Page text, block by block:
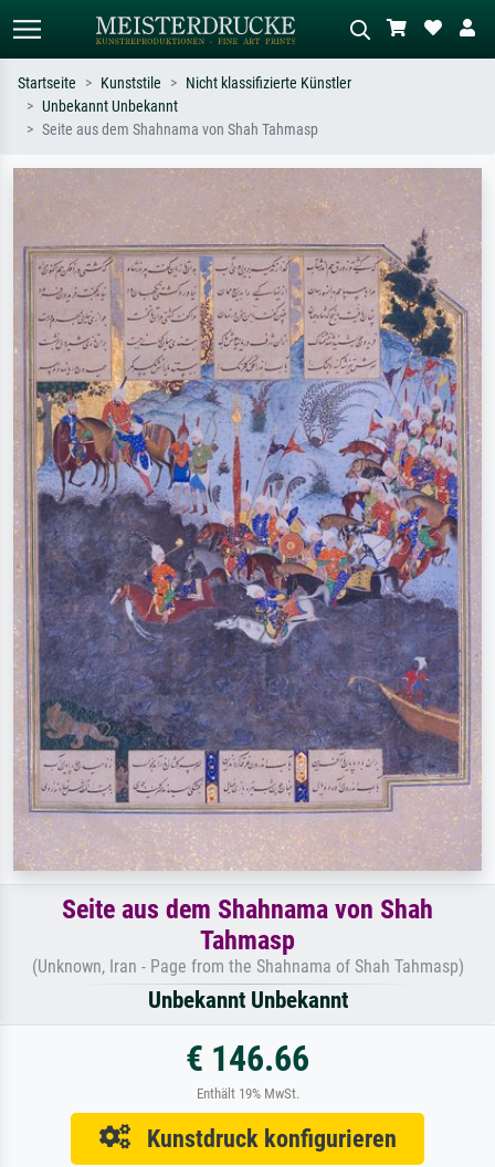
Standardsuche
oder Stilen – z.B. Monet,
Sternennacht, Impressionismus, Welle
Hokusai, Akt.
Wiese, Abstrakt mit viel Rot, Dunkles
Ölgemälde, Stehender Akt neben einem
Startseite Kunststile
Nicht klassifizierte Künstler
Unbekannt Unbekannt
Seite aus dem Shahnama von Shah Tahmasp
Seite aus dem Shahnama von Shah
Tahmasp
(Unknown, Iran - Page from the Shahnama of Shah Tahmasp)
Unbekannt Unbekannt
€ 146.66
Enthält 19% MwSt.
Kunstdruck konfigurieren